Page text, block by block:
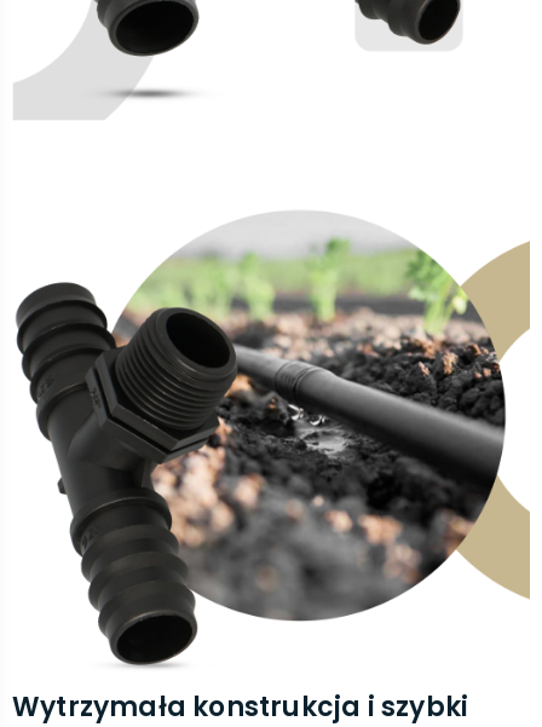
Wytrzymała konstrukcja i szybki